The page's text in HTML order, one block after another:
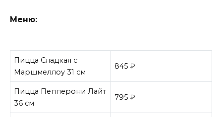
Меню:
Пицца Сладкая с
Маршмеллоу 31 см
845 ₽
Пицца Пепперони Лайт
36 см
795 ₽